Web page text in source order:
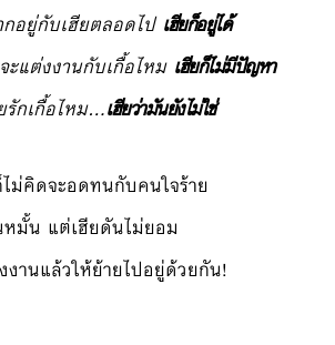
อยู่กับเฮียตลอดไป เฮียก็อยู่ได้
ะแต่งงานกับเกื้อไหม เฮียก็ไม่มีปัญหา
รักเกื้อไหม…เฮียว่ามันยังไม่ใช่
ม่คิดจะอดทนกับคนใจร้าย
มั้น แต่เฮียดันไม่ยอม
านแล้วให้ย้ายไปอยู่ด้วยกัน!